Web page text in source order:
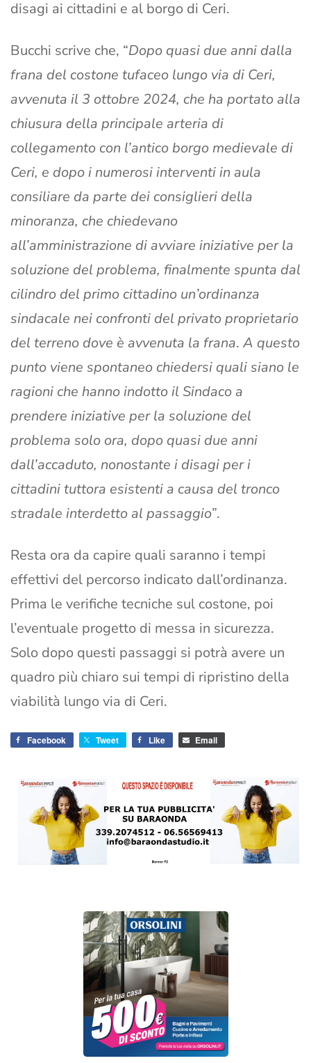
disagi ai cittadini e al borgo di Ceri.
Bucchi scrive che, “Dopo quasi due anni dalla
frana del costone tufaceo lungo via di Ceri,
avvenuta il 3 ottobre 2024, che ha portato alla
chiusura della principale arteria di
collegamento con l’antico borgo medievale di
Ceri, e dopo i numerosi interventi in aula
consiliare da parte dei consiglieri della
minoranza, che chiedevano
all’amministrazione di avviare iniziative per la
soluzione del problema, finalmente spunta dal
cilindro del primo cittadino un’ordinanza
sindacale nei confronti del privato proprietario
del terreno dove è avvenuta la frana. A questo
punto viene spontaneo chiedersi quali siano le
ragioni che hanno indotto il Sindaco a
prendere iniziative per la soluzione del
problema solo ora, dopo quasi due anni
dall’accaduto, nonostante i disagi per i
cittadini tuttora esistenti a causa del tronco
stradale interdetto al passaggio”.
Resta ora da capire quali saranno i tempi
effettivi del percorso indicato dall’ordinanza.
Prima le verifiche tecniche sul costone, poi
l’eventuale progetto di messa in sicurezza.
Solo dopo questi passaggi si potrà avere un
quadro più chiaro sui tempi di ripristino della
viabilità lungo via di Ceri.
Facebook Tweet Like Email